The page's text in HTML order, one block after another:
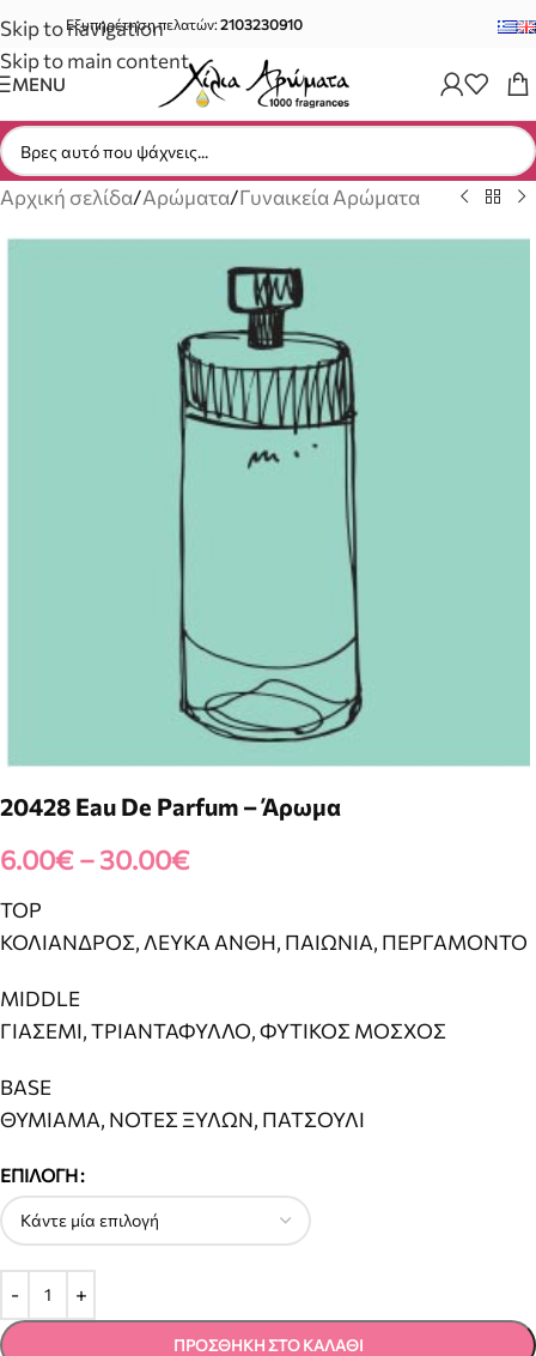
Skip to navigation
Skip to main content
Εξυπηρέτηση πελατών:2103230910
MENU
Αρχική σελίδα/Αρώματα/Γυναικεία Αρώματα
20428 Eau De Parfum – Άρωμα
6.00€–30.00€
TOP
ΚΟΛΙΑΝΔΡΟΣ, ΛΕΥΚΑ ΑΝΘΗ, ΠΑΙΩΝΙΑ, ΠΕΡΓΑΜΟΝΤΟ
MIDDLE
ΓΙΑΣΕΜΙ, ΤΡΙΑΝΤΑΦΥΛΛΟ, ΦΥΤΙΚΟΣ ΜΟΣΧΟΣ
BASE
ΘΥΜΙΑΜΑ, ΝΟΤΕΣ ΞΥΛΩΝ, ΠΑΤΣΟΥΛΙ
ΕΠΙΛΟΓΉ
ΠΡΟΣΘΉΚΗ ΣΤΟ ΚΑΛΆΘΙ